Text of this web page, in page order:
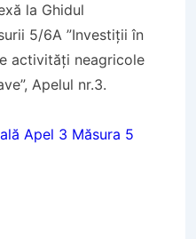
la Ghidul
5/6A ”Investiții în
activități neagricole
Apelul nr.3.
Apel 3 Măsura 5